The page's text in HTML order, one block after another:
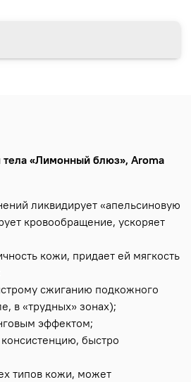
«Лимонный блюз», Aroma
ликвидирует «апельсиновую
кровообращение, ускоряет
кожи, придает ей мягкость
сжиганию подкожного
в «трудных» зонах);
эффектом;
быстро
типов кожи, может